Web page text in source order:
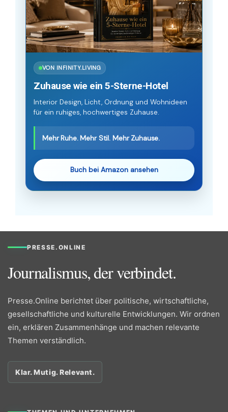
VON INFINITY.LIVING
Zuhause wie ein 5-Sterne-Hotel
Interior Design, Licht, Ordnung und Wohnideen
für ein ruhiges, hochwertiges Zuhause.
Mehr Ruhe. Mehr Stil. Mehr Zuhause.
Buch bei Amazon ansehen
PRESSE.ONLINE
Journalismus, der verbindet.
Presse.Online berichtet über politische, wirtschaftliche,
gesellschaftliche und kulturelle Entwicklungen. Wir ordnen
ein, erklären Zusammenhänge und machen relevante
Themen verständlich.
Klar. Mutig. Relevant.